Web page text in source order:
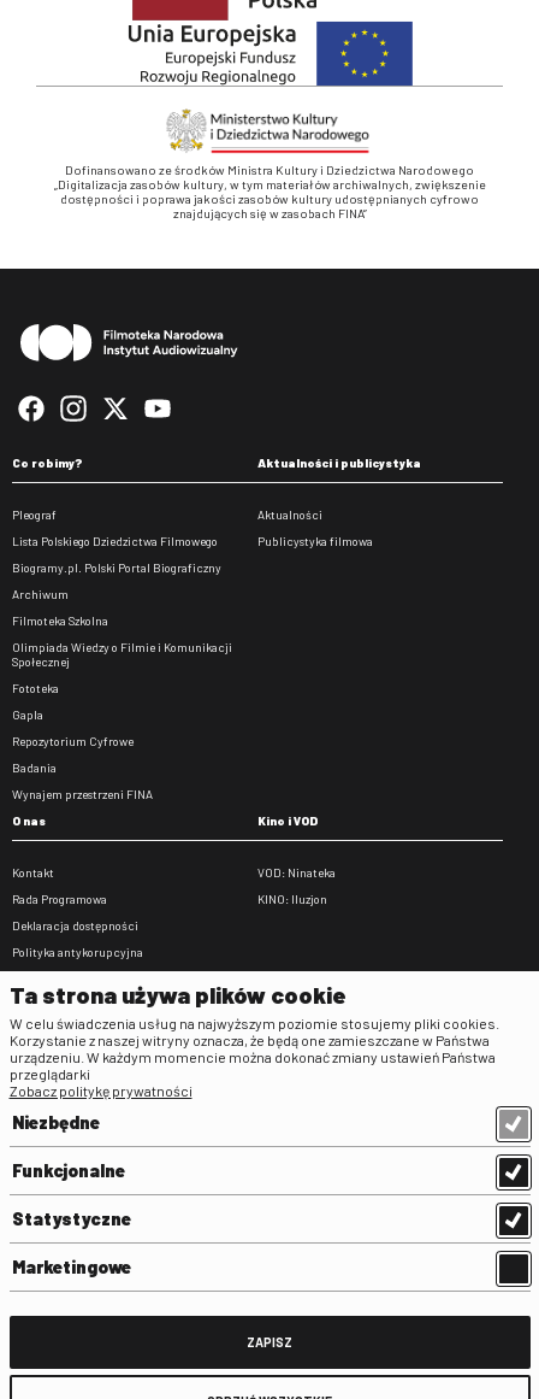
Dofinansowano ze środków Ministra Kultury i Dziedzictwa Narodowego
„Digitalizacja zasobów kultury, w tym materiałów archiwalnych, zwiększenie
dostępności i poprawa jakości zasobów kultury udostępnianych cyfrowo
znajdujących się w zasobach FINA”
Co robimy?
Pleograf
Lista Polskiego Dziedzictwa Filmowego
Biogramy.pl. Polski Portal Biograficzny
Archiwum
Filmoteka Szkolna
Olimpiada Wiedzy o Filmie i Komunikacji
Społecznej
Fototeka
Gapla
Repozytorium Cyfrowe
Badania
Wynajem przestrzeni FINA
Aktualności i publicystyka
Aktualności
Publicystyka filmowa
O nas
Kontakt
Rada Programowa
Deklaracja dostępności
Polityka antykorupcyjna
Zamówienia publiczne
Praca w FINA
Kino i VOD
VOD: Ninateka
KINO: Iluzjon
Regulaminy
Klauzula informacyjna RODO
Regulamin użytkowania parkingu
Standardy ochrony małoletnich
Regulamin kina Iluzjon
Ta strona używa plików cookie
W celu świadczenia usług na najwyższym poziomie stosujemy pliki cookies.
Korzystanie z naszej witryny oznacza, że będą one zamieszczane w Państwa
urządzeniu. W każdym momencie można dokonać zmiany ustawień Państwa
przeglądarki
Zobacz politykę prywatności
Niezbędne
Funkcjonalne
Statystyczne
Marketingowe
ZAPISZ